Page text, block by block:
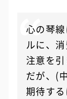
心の琴
ルに、
注意を
だが、(
期待す